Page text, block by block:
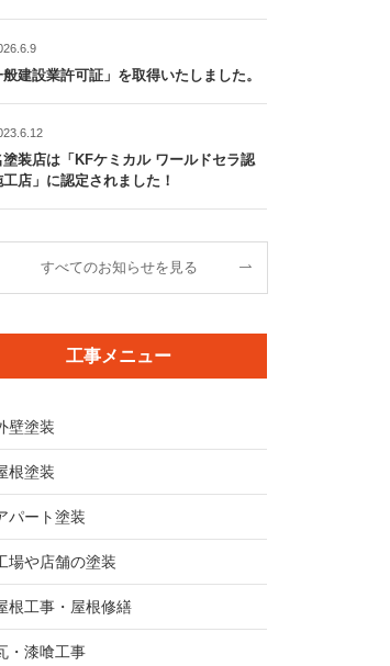
般建設業許可証」を取得いたしました。
塗装店は「KFケミカル ワールドセラ認
工店」に認定されました！
すべてのお知らせを見る
工事メニュー
壁塗装
根塗装
パート塗装
場や店舗の塗装
根工事・屋根修繕
・漆喰工事